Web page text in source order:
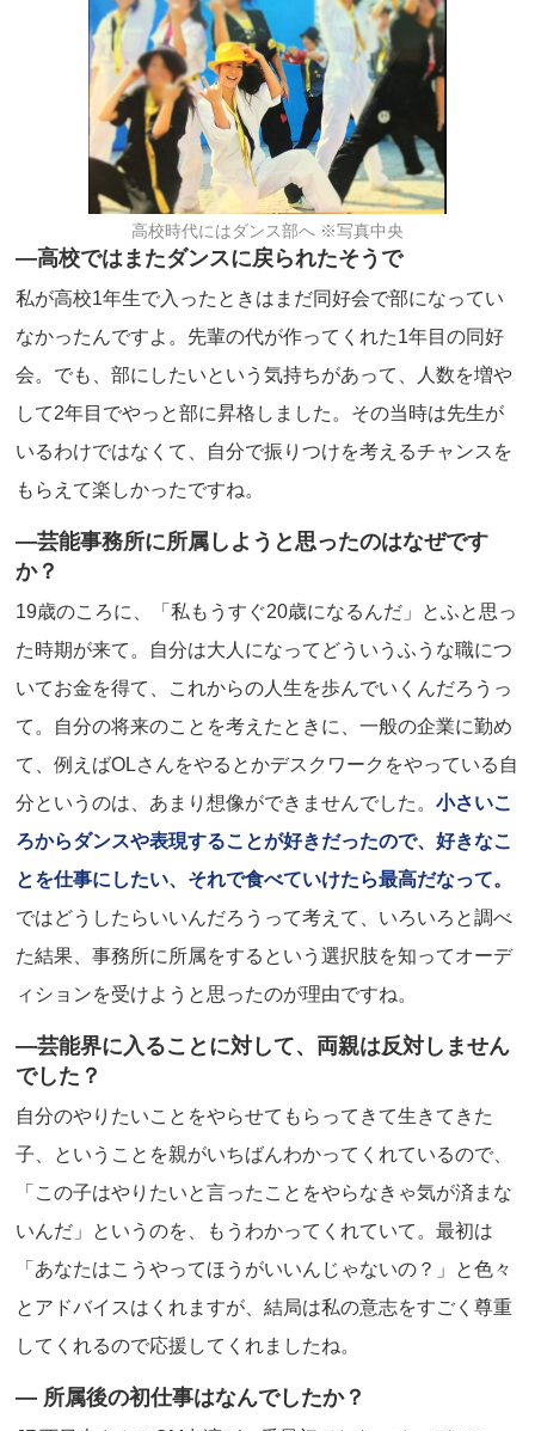
高校時代にはダンス部へ ※写真中央
―高校ではまたダンスに戻られたそうで
私が高校1年生で入ったときはまだ同好会で部になってい
なかったんですよ。先輩の代が作ってくれた1年目の同好
会。でも、部にしたいという気持ちがあって、人数を増や
して2年目でやっと部に昇格しました。その当時は先生が
いるわけではなくて、自分で振りつけを考えるチャンスを
もらえて楽しかったですね。
―芸能事務所に所属しようと思ったのはなぜです
か？
19歳のころに、「私もうすぐ20歳になるんだ」とふと思っ
た時期が来て。自分は大人になってどういうふうな職につ
いてお金を得て、これからの人生を歩んでいくんだろうっ
て。自分の将来のことを考えたときに、一般の企業に勤め
て、例えばOLさんをやるとかデスクワークをやっている自
分というのは、あまり想像ができませんでした。小さいこ
ろからダンスや表現することが好きだったので、好きなこ
とを仕事にしたい、それで食べていけたら最高だなって。
ではどうしたらいいんだろうって考えて、いろいろと調べ
た結果、事務所に所属をするという選択肢を知ってオーデ
ィションを受けようと思ったのが理由ですね。
―芸能界に入ることに対して、両親は反対しません
でした？
自分のやりたいことをやらせてもらってきて生きてきた
子、ということを親がいちばんわかってくれているので、
「この子はやりたいと言ったことをやらなきゃ気が済まな
いんだ」というのを、もうわかってくれていて。最初は
「あなたはこうやってほうがいいんじゃないの？」と色々
とアドバイスはくれますが、結局は私の意志をすごく尊重
してくれるので応援してくれましたね。
― 所属後の初仕事はなんでしたか？